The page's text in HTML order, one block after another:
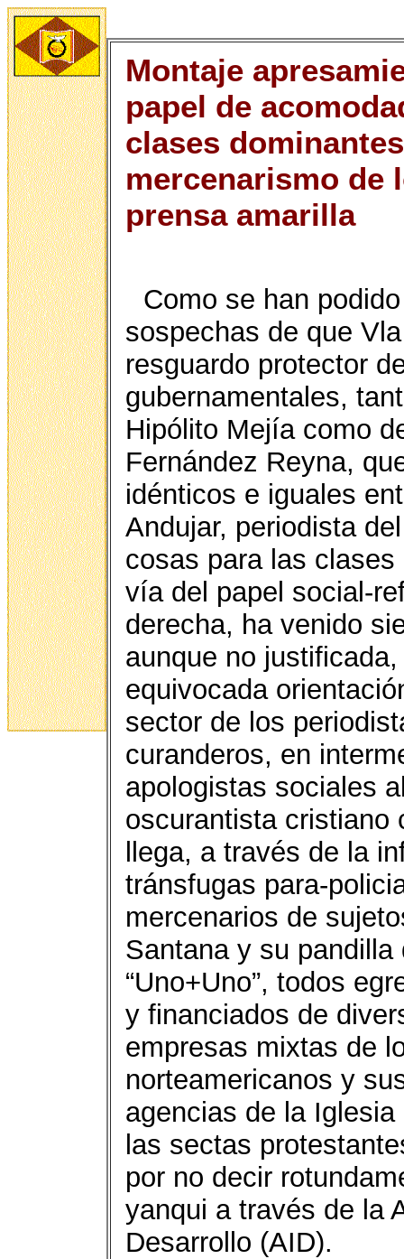
Montaje
papel de
clases
mercenarismo de
prensa amarilla
Como se han
sospechas de que
resguardo protector
gubernamentales,
Hipólito Mejía como
Fernández Reyna,
idénticos e iguales
Andujar, periodista
cosas para las
vía del papel social-
derecha, ha venido
aunque no
equivocada
sector de los
curanderos, en
apologistas sociales
oscurantista cristiano
llega, a través de la
tránsfugas para-
mercenarios de
Santana y su
“Uno+Uno”, todos
y financiados de
empresas mixtas de
norteamericanos y
agencias de la
las sectas
por no decir
yanqui a través de la
Desarrollo (AID).